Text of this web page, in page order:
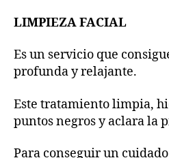
LIMPIEZA FACIAL
Es un servicio que
profunda y relajante.
Este tratamiento limpia,
puntos negros y aclara la
Para conseguir un